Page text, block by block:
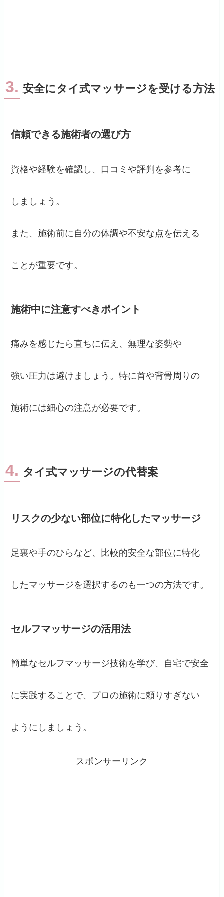
3. 安全にタイ式マッサージを受ける方法
信頼できる施術者の選び方
資格や経験を確認し、口コミや評判を参考に
しましょう。
また、施術前に自分の体調や不安な点を伝える
ことが重要です。
施術中に注意すべきポイント
痛みを感じたら直ちに伝え、無理な姿勢や
強い圧力は避けましょう。特に首や背骨周りの
施術には細心の注意が必要です。
4. タイ式マッサージの代替案
リスクの少ない部位に特化したマッサージ
足裏や手のひらなど、比較的安全な部位に特化
したマッサージを選択するのも一つの方法です。
セルフマッサージの活用法
簡単なセルフマッサージ技術を学び、自宅で安全
に実践することで、プロの施術に頼りすぎない
ようにしましょう。
スポンサーリンク